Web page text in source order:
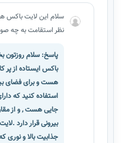
سلام این لایت باکس
نظر استقامت به چه
پاسخ: سلام روزتون
باکس ایستاده از پر
هست و برای فضای
استفاده کنید که
جایی هست , و از
بیرونی قرار دارد
جذابیت بالا و نوری